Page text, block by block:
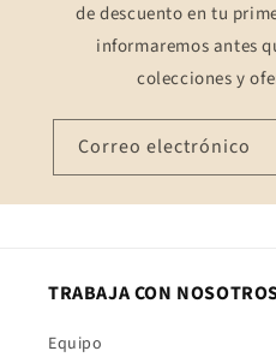
de descuento en tu
informaremos antes
colecciones y
Correo electrónico
TRABAJA CON
Equipo